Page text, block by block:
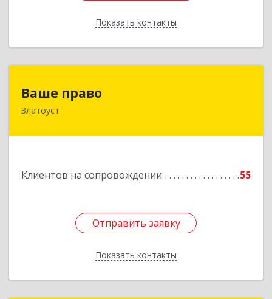
Показать контакты
Назад
Ваше право
Златоуст
Клиентов на сопровождении 55
Отправить заявку
Показать контакты
Отправить заявку
Назад